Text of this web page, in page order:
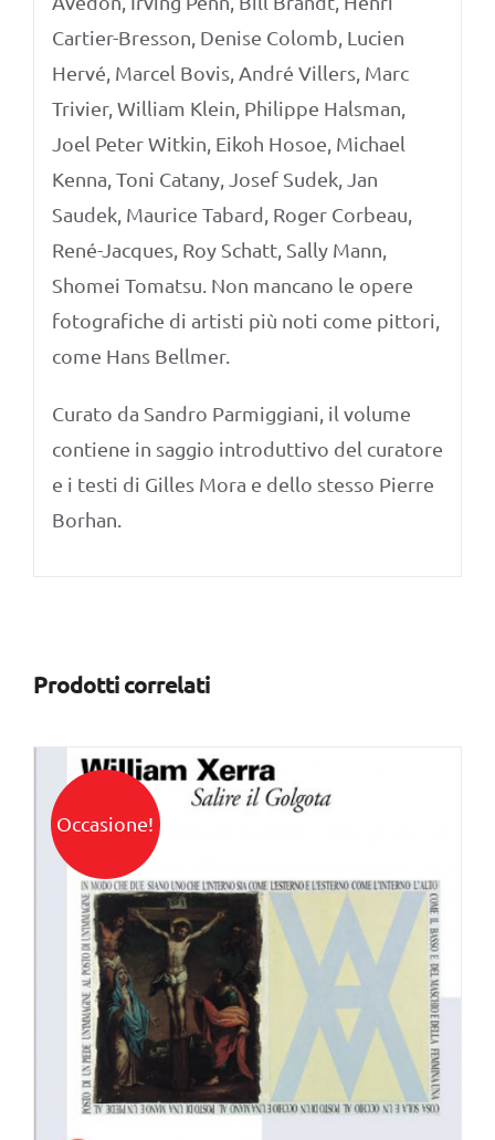
Cartier-Bresson, Denise Colomb, Lucien
Hervé, Marcel Bovis, André Villers, Marc
Trivier, William Klein, Philippe Halsman,
Joel Peter Witkin, Eikoh Hosoe, Michael
Kenna, Toni Catany, Josef Sudek, Jan
Saudek, Maurice Tabard, Roger Corbeau,
René-Jacques, Roy Schatt, Sally Mann,
Shomei Tomatsu. Non mancano le opere
fotografiche di artisti più noti come pittori,
come Hans Bellmer.
Curato da Sandro Parmiggiani, il volume
contiene in saggio introduttivo del curatore
e i testi di Gilles Mora e dello stesso Pierre
Borhan.
Prodotti correlati
Occasione!